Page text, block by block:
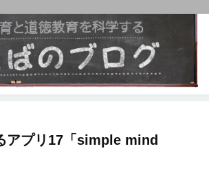
アプリ17「simple mind